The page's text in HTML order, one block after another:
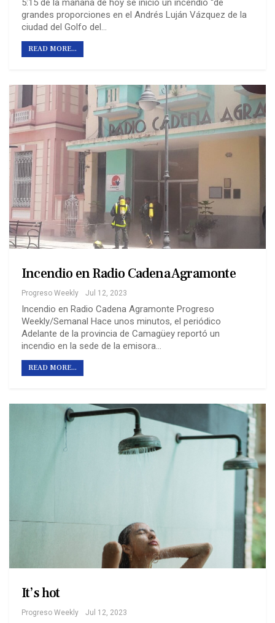
grandes proporciones en el Andrés Luján Vázquez de la
ciudad del Golfo del…
READ MORE...
Incendio en Radio Cadena Agramonte
Progreso Weekly Jul 12, 2023
Incendio en Radio Cadena Agramonte Progreso
Weekly/Semanal Hace unos minutos, el periódico
Adelante de la provincia de Camagüey reportó un
incendio en la sede de la emisora…
READ MORE...
It’s hot
Progreso Weekly Jul 12, 2023